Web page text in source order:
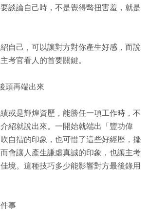
談論自己時，不是覺得彆扭害羞，就是
自己，可以讓對方對你產生好感，而說
考官看人的首要關鍵。
頭再端出來
或是輝煌資歷，能勝任一項工作時，不
紹就說出來。一開始就端出「豐功偉
自擂的印象，也可惜了這些好經歷，擺
會讓人產生謙虛真誠的印象，也讓主考
境。這種技巧多少能影響對方最後錄用
事